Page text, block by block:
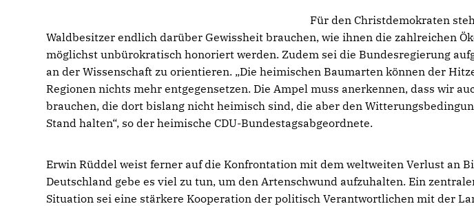
Für den Christdemokraten
Waldbesitzer endlich darüber Gewissheit brauchen, wie ihnen die zahlreichen
möglichst unbürokratisch honoriert werden. Zudem sei die Bundesregierung
an der Wissenschaft zu orientieren. „Die heimischen Baumarten können der
Regionen nichts mehr entgegensetzen. Die Ampel muss anerkennen, dass wir
brauchen, die dort bislang nicht heimisch sind, die aber den
Stand halten“, so der heimische CDU-Bundestagsabgeordnete.
Erwin Rüddel weist ferner auf die Konfrontation mit dem weltweiten Verlust an
Deutschland gebe es viel zu tun, um den Artenschwund aufzuhalten. Ein
Situation sei eine stärkere Kooperation der politisch Verantwortlichen mit der